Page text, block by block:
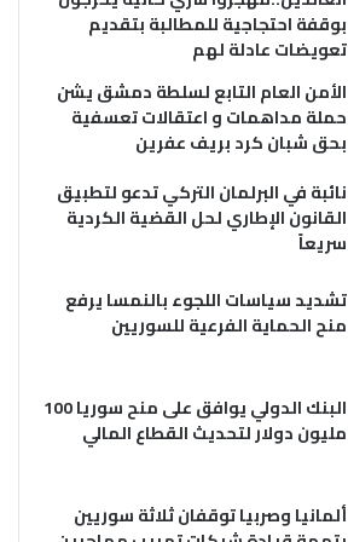
بوقفة احتجاجية للمطالبة بتقديم
تعويضات عادلة لهم
الأمن العام التابع لسلطة دمشق يشن
حملة مداهمات و اعتقالات تعسفية
بحق شبان كرد بريف عفرين
نائبة في البرلمان التركي تدعو لتطبيق
القانون الإطاري لحل القضية الكردية
سريعاً
تشديد سياسات اللجوء بالنمسا يرفع
منح الحماية الفرعية للسوريين
البنك الدولي يوافق على منح سوريا 100
مليون دولار لتحديث القطاع المالي
ألمانيا وصربيا توقفان ثلاثة سوريين